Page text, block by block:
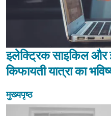
इलेक्ट्रिक साइकिल
किफायती यात्रा का
मुख्यपृष्ठ